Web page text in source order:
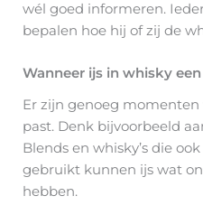
wél goed informeren.
bepalen hoe hij of zij de
Wanneer ijs in whisky
Er zijn genoeg
past. Denk bijvoorbeeld
Blends en whisky’s die
gebruikt kunnen ijs wat
hebben.